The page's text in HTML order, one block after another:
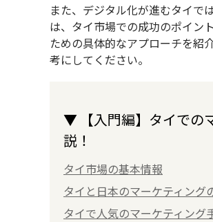
また、デジタル化が進むタイで
は、タイ市場での成功のポイン
ための具体的なアプローチを紹
考にしてください。
▼ 【入門編】タイでの
説！
タイ市場の基本情報
タイと日本のマーケティング
タイで人気のマーケティング